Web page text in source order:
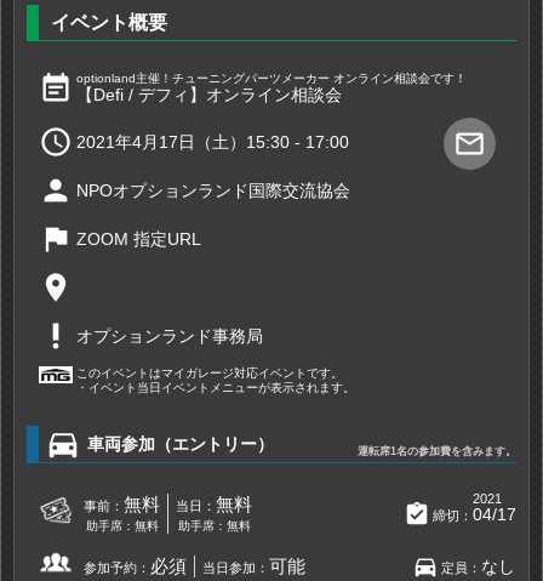
イベント概要
event_note optionland主催！チューニングパーツメーカー オンライン相談会です！
【Defi / デフィ】オンライン相談会
 2021年4月17日（土）15:30 - 17:00
person NPOオプションランド国際交流協会
flag ZOOM 指定URL
place
priority_high
オプションランド事務局
このイベントはマイガレージ対応イベントです。
・イベント当日イベントメニューが表示されます。
mail_outline
directions_car 車両参加（エントリー） 運転席1名の参加費を含みます。
事前： 無料
助手席：無料
当日： 無料
助手席：無料 assignment_turned_in 締切：
2021
04/17
参加予約： 必須 当日参加： 可能 directions_car 定員： なし